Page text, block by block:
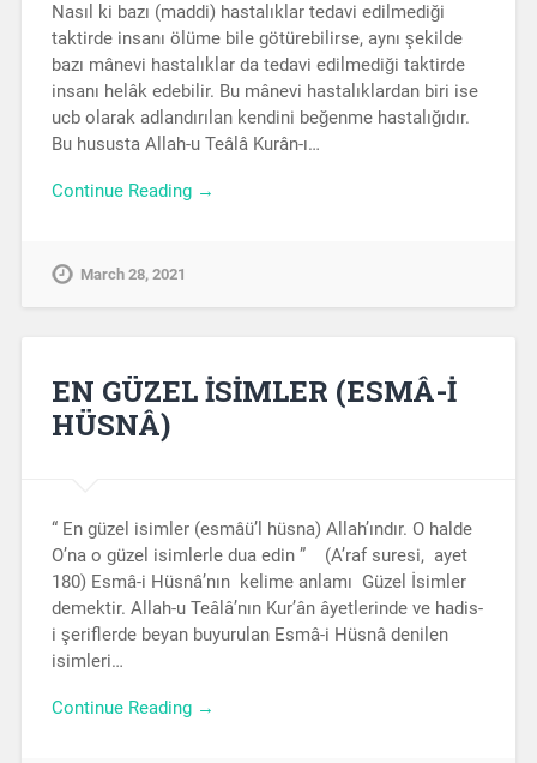
Nasıl ki bazı (maddi) hastalıklar tedavi edilmediği
taktirde insanı ölüme bile götürebilirse, aynı şekilde
bazı mânevi hastalıklar da tedavi edilmediği taktirde
insanı helâk edebilir. Bu mânevi hastalıklardan biri ise
ucb olarak adlandırılan kendini beğenme hastalığıdır.
Bu hususta Allah-u Teâlâ Kurân-ı…
Continue Reading →
March 28, 2021
EN GÜZEL İSİMLER (ESMÂ-İ
HÜSNÂ)
“ En güzel isimler (esmâü’l hüsna) Allah’ındır. O halde
O’na o güzel isimlerle dua edin ” (A’raf suresi, ayet
180) Esmâ-i Hüsnâ’nın kelime anlamı Güzel İsimler
demektir. Allah-u Teâlâ’nın Kur’ân âyetlerinde ve hadis-
i şeriflerde beyan buyurulan Esmâ-i Hüsnâ denilen
isimleri…
Continue Reading →